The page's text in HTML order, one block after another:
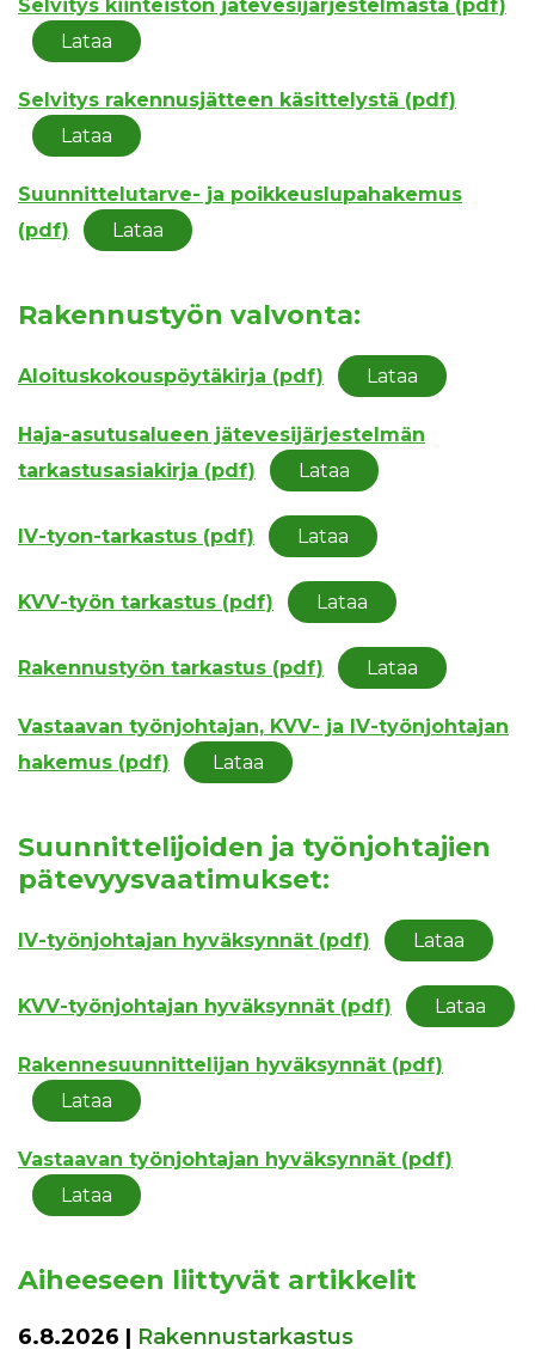
Selvitys kiinteistön jätevesijärjestelmästä (pdf)
Lataa
Selvitys rakennusjätteen käsittelystä (pdf)
Lataa
Suunnittelutarve- ja poikkeuslupahakemus
(pdf)
Lataa
Rakennustyön valvonta:
Aloituskokouspöytäkirja (pdf) Lataa
Haja-asutusalueen jätevesijärjestelmän
tarkastusasiakirja (pdf)
Lataa
IV-tyon-tarkastus (pdf) Lataa
KVV-työn tarkastus (pdf) Lataa
Rakennustyön tarkastus (pdf) Lataa
Vastaavan työnjohtajan, KVV- ja IV-työnjohtajan
hakemus (pdf)
Lataa
Suunnittelijoiden ja työnjohtajien
pätevyysvaatimukset:
IV-työnjohtajan hyväksynnät (pdf) Lataa
KVV-työnjohtajan hyväksynnät (pdf) Lataa
Rakennesuunnittelijan hyväksynnät (pdf)
Lataa
Vastaavan työnjohtajan hyväksynnät (pdf)
Lataa
Aiheeseen liittyvät artikkelit
6.8.2026 | Rakennustarkastus